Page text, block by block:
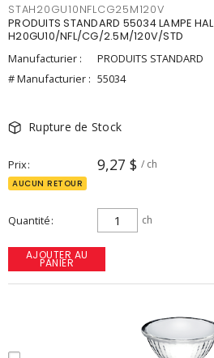
STAH20GU10NFLCG25M120V
PRODUITS STANDARD 55034 LAMPE HAL
H20GU10/NFL/CG/2.5M/120V/STD
Manufacturier :
PRODUITS STANDARD
# Manufacturier : 55034
Rupture de Stock
Prix 9,27 $ / ch
AUCUN RETOUR
Quantité ch
AJOUTER AU
PANIER